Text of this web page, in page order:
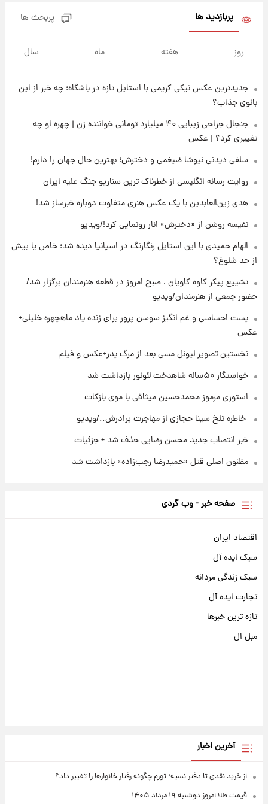
دل صحرا + عکس
۱۶ ساعت پیش
خبر انتصاب جدید محسن رضایی حذف شد +
جزئیات
۱۷ ساعت پیش
پست جدید محسن رضایی در شورای عالی امنیت
ملی
خزندگان خطرناک پس از حادثه
۲۲ ساعت پیش
خواستگار ۵۰ساله شاهدخت لئونور بازداشت شد
پربازدید ها پربحث ها
روز هفته ماه سال
جدیدترین عکس نیکی کریمی با استایل تازه در باشگاه؛ چه خبر از این
بانوی جذاب؟
جنجال جراحی زیبایی ۴۰ میلیارد تومانی خواننده زن | چهره او چه
تغییری کرد؟ | عکس
سلفی دیدنی نیوشا ضیغمی و دخترش؛ بهترین حال جهان را دارم!
روایت رسانه انگلیسی از خطرناک ترین سناریو جنگ علیه ایران
هدی زین‌العابدین با یک عکس هنری متفاوت دوباره خبرساز شد!
نفیسه روشن از «دخترش» انار رونمایی کرد!/ویدیو
الهام حمیدی با این استایل رنگارنگ در اسپانیا دیده شد؛ خاص یا بیش
از حد شلوغ؟
تشییع پیکر کاوه کاویان ، صبح امروز در قطعه هنرمندان برگزار شد/
حضور جمعی از هنرمندان/ویدیو
پست احساسی و غم انگیز سوسن پرور برای زنده یاد ماهچهره خلیلی+
عکس
نخستین تصویر لیونل مسی بعد از مرگ پدر+عکس و فیلم
خواستگار ۵۰ساله شاهدخت لئونور بازداشت شد
استوری مرموز محمدحسین میثاقی با موی بازکات
⁨ خاطره تلخ سینا حجازی از مهاجرت برادرش../ویدیو
خبر انتصاب جدید محسن رضایی حذف شد + جزئیات
مظنون اصلی قتل «حمیدرضا رجب‌زاده» بازداشت شد
صفحه خبر - وب گردی
اقتصاد ایران
سبک ایده آل
سبک زندگی مردانه
تجارت ایده آل
تازه ترین خبرها
مبل ال
آخرین اخبار
از خرید نقدی تا دفتر نسیه؛ تورم چگونه رفتار خانوارها را تغییر داد؟
قیمت طلا امروز دوشنبه ۱۹ مرداد ۱۴۰۵